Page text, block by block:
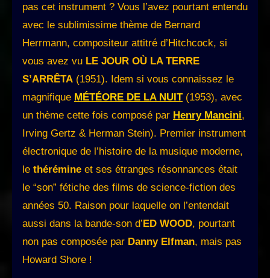
pas cet instrument ? Vous l’avez pourtant entendu
avec le sublimissime thème de Bernard
Herrmann, compositeur attitré d’Hitchcock, si
vous avez vu LE JOUR OÙ LA TERRE
S’ARRÊTA (1951). Idem si vous connaissez le
magnifique MÉTÉORE DE LA NUIT(1953), avec
un thème cette fois composé par Henry Mancini,
Irving Gertz & Herman Stein). Premier instrument
électronique de l’histoire de la musique moderne,
le thérémine et ses étranges résonnances était
le “son” fétiche des films de science-fiction des
années 50. Raison pour laquelle on l’entendait
aussi dans la bande-son d’ED WOOD, pourtant
non pas composée par Danny Elfman, mais pas
Howard Shore !